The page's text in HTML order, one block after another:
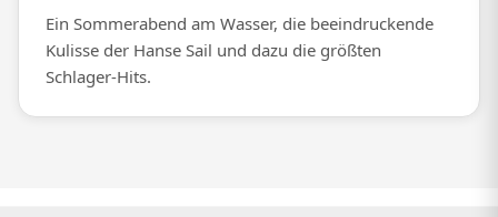
Ein Sommerabend am Wasser, die beeindruckende
Kulisse der Hanse Sail und dazu die größten
Schlager-Hits.